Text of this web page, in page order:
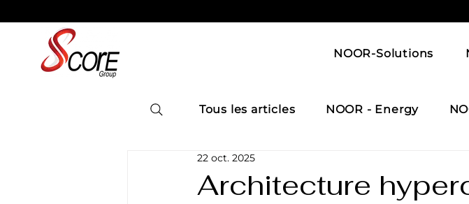
NOOR-Solutions
Tous les articles NOOR - Energy
Architecture
22 oct. 2025